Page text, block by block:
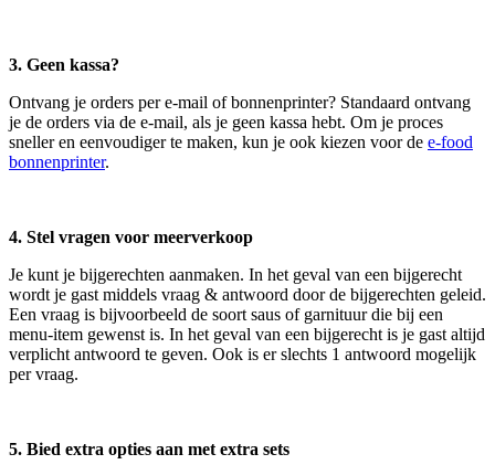
3. Geen kassa?
Ontvang je orders per e-mail of bonnenprinter? Standaard ontvang
je de orders via de e-mail, als je geen kassa hebt. Om je proces
sneller en eenvoudiger te maken, kun je ook kiezen voor de e-food
bonnenprinter.
4. Stel vragen voor meerverkoop
Je kunt je bijgerechten aanmaken. In het geval van een bijgerecht
wordt je gast middels vraag & antwoord door de bijgerechten geleid.
Een vraag is bijvoorbeeld de soort saus of garnituur die bij een
menu-item gewenst is. In het geval van een bijgerecht is je gast altijd
verplicht antwoord te geven. Ook is er slechts 1 antwoord mogelijk
per vraag.
5. Bied extra opties aan met extra sets